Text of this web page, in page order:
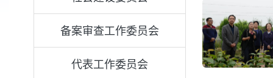
备案审查工作委员会
代表工作委员会